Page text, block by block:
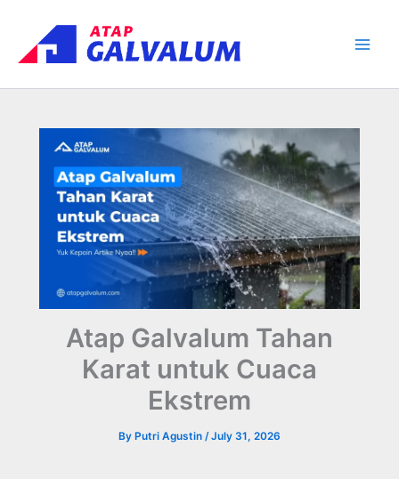
content
Atap Galvalum Tahan
Karat untuk Cuaca
Ekstrem
By Putri Agustin /July 31, 2026